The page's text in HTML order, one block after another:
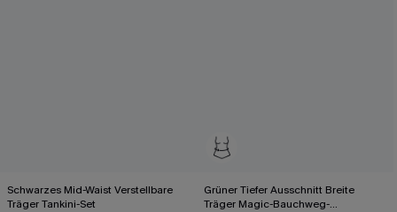
Schwarzes Mid-Waist Verstellbare
Träger Tankini-Set
Grüner Tiefer Ausschnitt Breite
Träger Magic-Bauchweg-